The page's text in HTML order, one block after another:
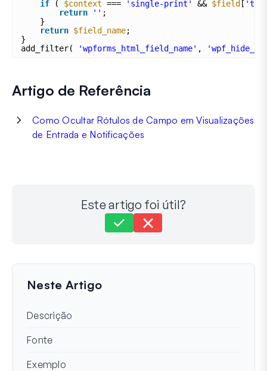
if ( $context === 'single-print' && $field [
return
'' ;
}
return $field_name;
}
add_filter(
'wpforms_html_field_name' ,
Artigo de Referência
Como Ocultar Rótulos de Campo em Visualizações
de Entrada e Notificações
Este artigo foi útil?
Última Atualização em 30 de Setembro de 2025
Neste Artigo
Descrição
Fonte
Exemplo